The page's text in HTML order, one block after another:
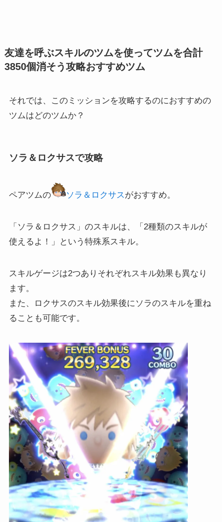
友達を呼ぶスキルのツムを使ってツムを合計
3850個消そう攻略おすすめツム
それでは、このミッションを攻略するのにおすすめの
ツムはどのツムか？
ソラ＆ロクサスで攻略
ペアツムの ソラ＆ロクサスがおすすめ。
「ソラ＆ロクサス」のスキルは、「2種類のスキルが
使えるよ！」という特殊系スキル。
スキルゲージは2つありそれぞれスキル効果も異なり
ます。
また、ロクサスのスキル効果後にソラのスキルを重ね
ることも可能です。